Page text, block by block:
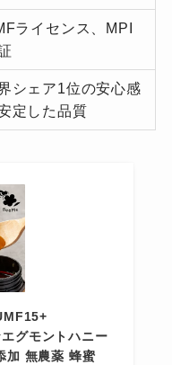
ライセンス、MPI
シェア1位の安心感
定した品質
グモントハニー
加 無農薬 蜂蜜